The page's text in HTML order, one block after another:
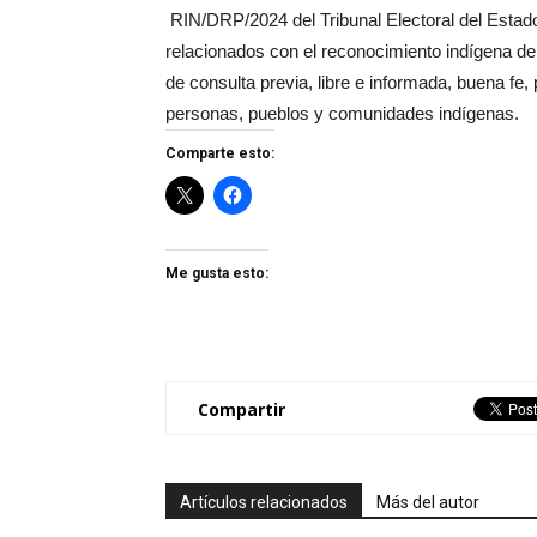
RIN/DRP/2024 del Tribunal Electoral del
relacionados con el reconocimiento indígena
de consulta previa, libre e informada, buena
personas, pueblos y comunidades indígenas.
Comparte esto:
Me gusta esto:
Compartir
Artículos relacionados Más del autor